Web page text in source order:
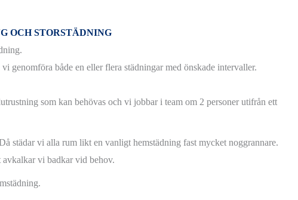
OCH STORSTÄDNING
genomföra både en eller flera städningar med önskade intervaller.
som kan behövas och vi jobbar i team om 2 personer utifrån ett
städar vi alla rum likt en vanligt hemstädning fast mycket noggrannare.
vi badkar vid behov.